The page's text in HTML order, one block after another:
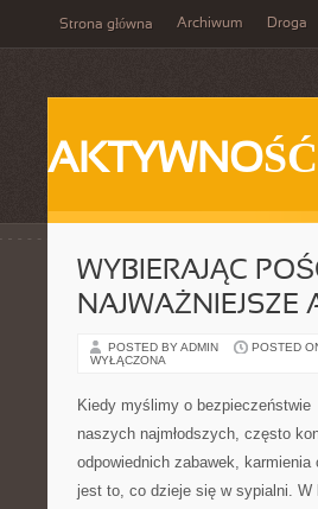
Strona główna Archiwum Droga
AKTYWNOŚĆ
WYBIERAJĄC
NAJWAŻNIEJSZE
POSTED BY ADMIN POSTED
WYŁĄCZONA
Kiedy myślimy o bezpieczeństwie
naszych najmłodszych, często
odpowiednich zabawek,
jest to, co dzieje się w sypialni.